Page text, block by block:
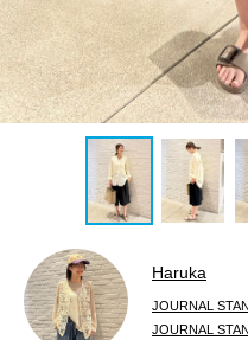
Haruka
JOURNAL
JOURNAL